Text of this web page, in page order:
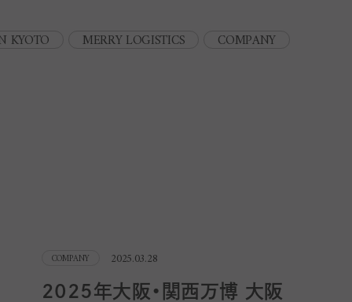
KYOTO MERRY LOGISTICS COMPANY
COMPANY 2025.03.28
2025年大阪・関西万博 大阪